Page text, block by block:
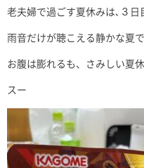
老夫婦で過ごす夏休みは､３日
雨音だけが聴こえる静かな夏で
お腹は膨れるも、さみしい夏休
スー